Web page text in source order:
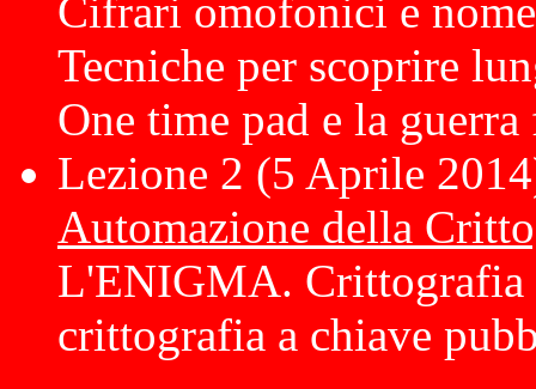
Cifrari omofonici e
Tecniche per scoprire
One time pad e la
Lezione 2 (5 Aprile
Automazione della
L'ENIGMA. Crittografia
crittografia a chiave